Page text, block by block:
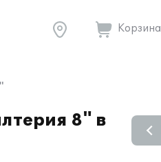
Корзина
8" в